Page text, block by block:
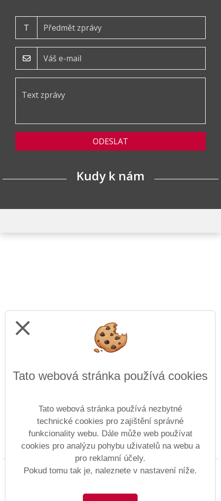
T
ODESLAT
Kudy k nám
Prohlášení o přístupnosti Mapa webu Cookies
Copyright © 1997 - 2026 ZŠ Anežky České &
close
Tato webová stránka používá cookies
Tato webová stránka používá nezbytné
technické cookies pro zajištění správné
funkcionality webu. Dále může web používat
cookies pro analýzu pohybu uživatelů na webu a
pro reklamní účely.
Pokud tomu tak je, naleznete v nastavení níže.